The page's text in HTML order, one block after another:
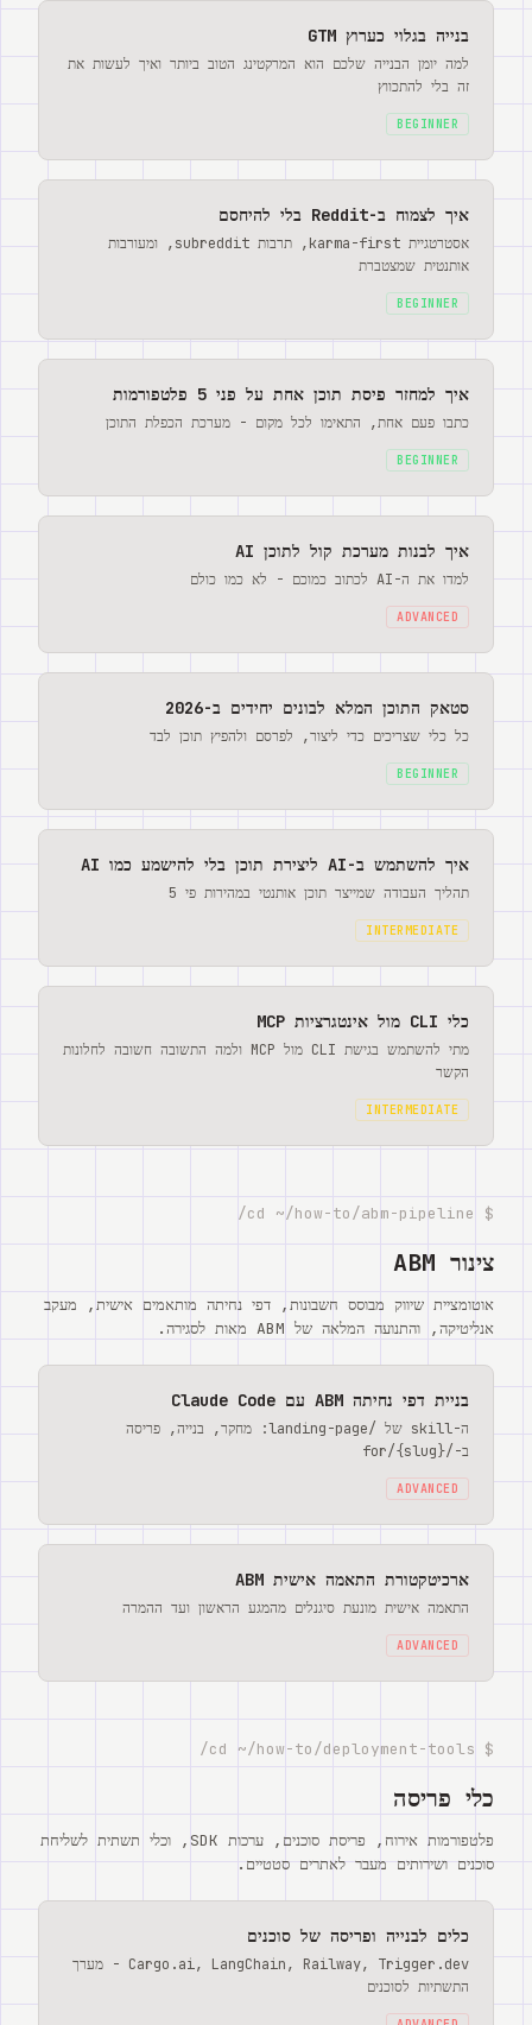
בנייה בגלוי כערוץ GTM
למה יומן הבנייה שלכם הוא המרקטינג הטוב ביותר ואיך לעשות את
זה בלי להתכווץ
BEGINNER
איך לצמוח ב-Reddit בלי להיחסם
אסטרטגיית karma-first, תרבות subreddit, ומעורבות
אותנטית שמצטברת
BEGINNER
איך למחזר פיסת תוכן אחת על פני 5 פלטפורמות
כתבו פעם אחת, התאימו לכל מקום - מערכת הכפלת התוכן
BEGINNER
איך לבנות מערכת קול לתוכן AI
למדו את ה-AI לכתוב כמוכם - לא כמו כולם
ADVANCED
סטאק התוכן המלא לבונים יחידים ב-2026
כל כלי שצריכים כדי ליצור, לפרסם ולהפיץ תוכן לבד
BEGINNER
איך להשתמש ב-AI ליצירת תוכן בלי להישמע כמו AI
תהליך העבודה שמייצר תוכן אותנטי במהירות פי 5
INTERMEDIATE
כלי CLI מול אינטגרציות MCP
מתי להשתמש בגישת CLI מול MCP ולמה התשובה חשובה לחלונות
הקשר
INTERMEDIATE
$ cd ~/how-to/abm-pipeline/
צינור ABM
אוטומציית שיווק מבוסס חשבונות, דפי נחיתה מותאמים אישית, מעקב
אנליטיקה, והתנועה המלאה של ABM מאות לסגירה.
בניית דפי נחיתה ABM עם Claude Code
ה-skill של /landing-page: מחקר, בנייה, פריסה
ב-/for/{slug}
ADVANCED
ארכיטקטורת התאמה אישית ABM
התאמה אישית מונעת סיגנלים מהמגע הראשון ועד ההמרה
ADVANCED
$ cd ~/how-to/deployment-tools/
כלי פריסה
פלטפורמות אירוח, פריסת סוכנים, ערכות SDK, וכלי תשתית לשליחת
סוכנים ושירותים מעבר לאתרים סטטיים.
כלים לבנייה ופריסה של סוכנים
Cargo.ai, LangChain, Railway, Trigger.dev - מערך
התשתיות לסוכנים